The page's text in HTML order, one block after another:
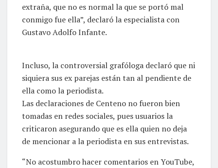
extraña, que no es normal la que se portó mal
conmigo fue ella”, declaró la especialista con
Gustavo Adolfo Infante.
Incluso, la controversial grafóloga declaró que ni
siquiera sus ex parejas están tan al pendiente de
ella como la periodista.
Las declaraciones de Centeno no fueron bien
tomadas en redes sociales, pues usuarios la
criticaron asegurando que es ella quien no deja
de mencionar a la periodista en sus entrevistas.
“No acostumbro hacer comentarios en YouTube,